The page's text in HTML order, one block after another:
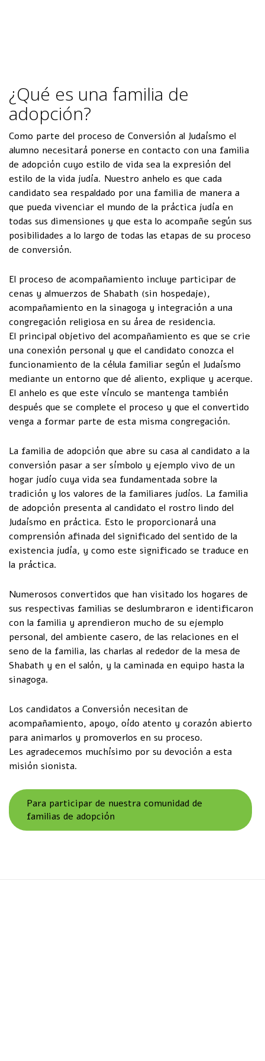
¿Qué es una familia de
adopción?
Como parte del proceso de Conversión al Judaísmo el
alumno necesitará ponerse en contacto con una familia
de adopción cuyo estilo de vida sea la expresión del
estilo de la vida judía. Nuestro anhelo es que cada
candidato sea respaldado por una familia de manera a
que pueda vivenciar el mundo de la práctica judía en
todas sus dimensiones y que esta lo acompañe según sus
posibilidades a lo largo de todas las etapas de su proceso
de conversión.
El proceso de acompañamiento incluye participar de
cenas y almuerzos de Shabath (sin hospedaje),
acompañamiento en la sinagoga y integración a una
congregación religiosa en su área de residencia.
El principal objetivo del acompañamiento es que se crie
una conexión personal y que el candidato conozca el
funcionamiento de la célula familiar según el Judaísmo
mediante un entorno que dé aliento, explique y acerque.
El anhelo es que este vínculo se mantenga también
después que se complete el proceso y que el convertido
venga a formar parte de esta misma congregación.
La familia de adopción que abre su casa al candidato a la
conversión pasar a ser símbolo y ejemplo vivo de un
hogar judío cuya vida sea fundamentada sobre la
tradición y los valores de la familiares judíos. La familia
de adopción presenta al candidato el rostro lindo del
Judaísmo en práctica. Esto le proporcionará una
comprensión afinada del significado del sentido de la
existencia judía, y como este significado se traduce en
la práctica.
Numerosos convertidos que han visitado los hogares de
sus respectivas familias se deslumbraron e identificaron
con la familia y aprendieron mucho de su ejemplo
personal, del ambiente casero, de las relaciones en el
seno de la familia, las charlas al rededor de la mesa de
Shabath y en el salón, y la caminada en equipo hasta la
sinagoga.
Los candidatos a Conversión necesitan de
acompañamiento, apoyo, oído atento y corazón abierto
para animarlos y promoverlos en su proceso.
Les agradecemos muchísimo por su devoción a esta
misión sionista.
Para participar de nuestra comunidad de
familias de adopción